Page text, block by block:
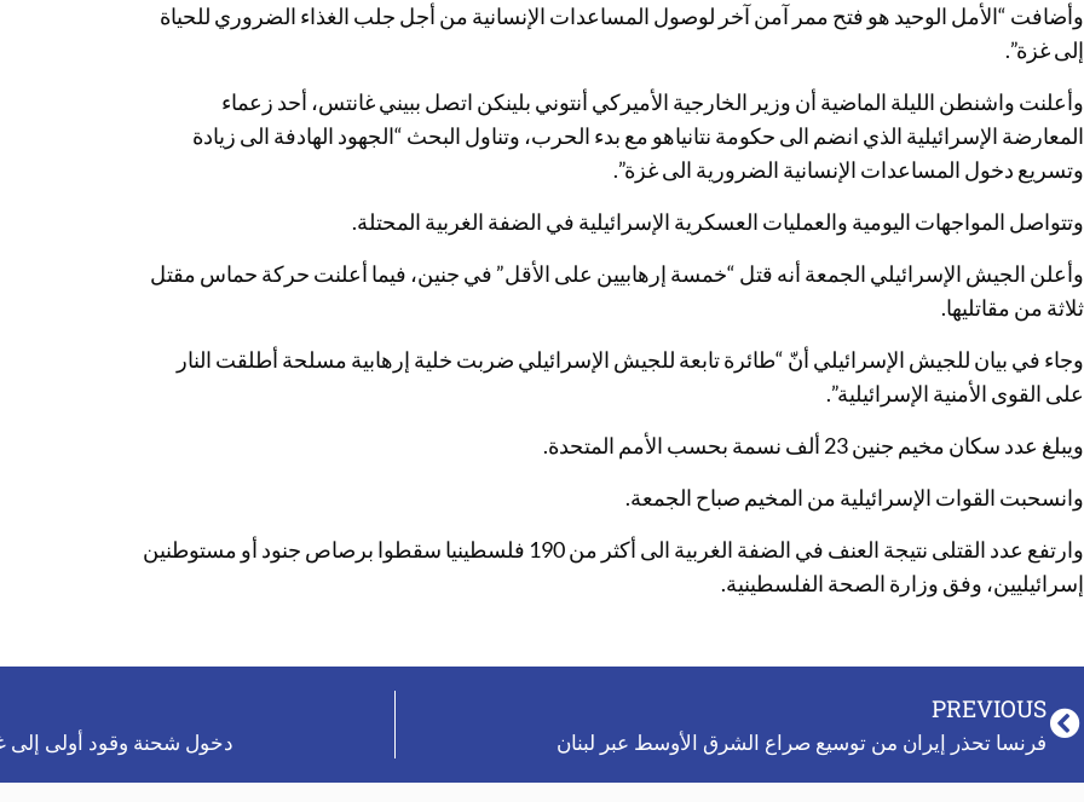
وأضافت “الأمل الوحيد هو فتح ممر آمن آخر لوصول المساعدات الإنسانية من أجل جلب الغذاء الضروري للحياة
إلى غزة”.
وأعلنت واشنطن الليلة الماضية أن وزير الخارجية الأميركي أنتوني بلينكن اتصل ببيني غانتس، أحد زعماء
المعارضة الإسرائيلية الذي انضم الى حكومة نتانياهو مع بدء الحرب، وتناول البحث “الجهود الهادفة الى زيادة
وتسريع دخول المساعدات الإنسانية الضرورية الى غزة”.
وتتواصل المواجهات اليومية والعمليات العسكرية الإسرائيلية في الضفة الغربية المحتلة.
وأعلن الجيش الإسرائيلي الجمعة أنه قتل “خمسة إرهابيين على الأقل” في جنين، فيما أعلنت حركة حماس مقتل
ثلاثة من مقاتليها.
وجاء في بيان للجيش الإسرائيلي أنّ “طائرة تابعة للجيش الإسرائيلي ضربت خلية إرهابية مسلحة أطلقت النار
على القوى الأمنية الإسرائيلية”.
ويبلغ عدد سكان مخيم جنين 23 ألف نسمة بحسب الأمم المتحدة.
وانسحبت القوات الإسرائيلية من المخيم صباح الجمعة.
وارتفع عدد القتلى نتيجة العنف في الضفة الغربية الى أكثر من 190 فلسطينيا سقطوا برصاص جنود أو مستوطنين
إسرائيليين، وفق وزارة الصحة الفلسطينية.
PREVIOUS
فرنسا تحذر إيران من توسيع صراع الشرق الأوسط عبر لبنان دخول شحنة وقود أولى